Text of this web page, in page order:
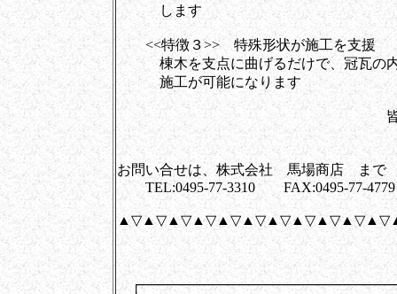
します
<<特徴３>> 特殊形状が施工を支援
棟木を支点に曲げるだけで、冠瓦の内
施工が可能になります
皆様と創ります
株式会社
お問い合せは、株式会社 馬場商店 まで
TEL:0495-77-3310 FAX:0495-77-4779